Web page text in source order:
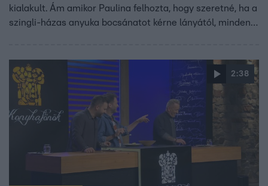
kialakult. Ám amikor Paulina felhozta, hogy szeretné, ha a
szingli-házas anyuka bocsánatot kérne lányától, minden
üzletasszony, aki a feszült beszélgetés végén felpattant
az asztaltól.
2:38